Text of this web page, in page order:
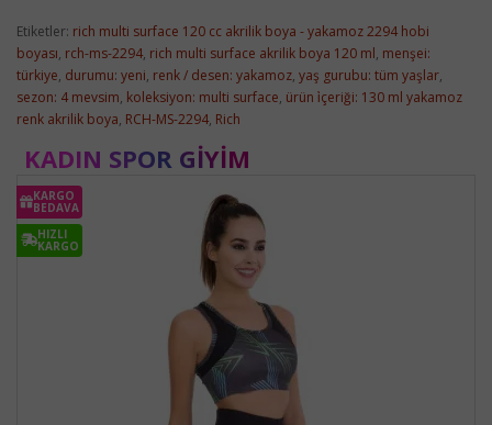
Etiketler: rich multi surface 120 cc akrilik boya - yakamoz 2294 hobi
boyası, rch-ms-2294, rich multi surface akrilik boya 120 ml, menşei:
türkiye, durumu: yeni, renk / desen: yakamoz, yaş gurubu: tüm yaşlar,
sezon: 4 mevsim, koleksiyon: multi surface, ürün i̇çeriği: 130 ml yakamoz
renk akrilik boya, RCH-MS-2294, Rich
KADIN SPOR GIYIM
KARGO
BEDAVA
HIZLI
KARGO